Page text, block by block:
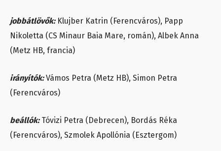
jobbátlövők: Klujber Katrin (Ferencváros), Papp
Nikoletta (CS Minaur Baia Mare, román), Albek Anna
(Metz HB, francia)
irányítók:Vámos Petra (Metz HB), Simon Petra
(Ferencváros)
beállók: Tóvizi Petra (Debrecen), Bordás Réka
(Ferencváros), Szmolek Apollónia (Esztergom)